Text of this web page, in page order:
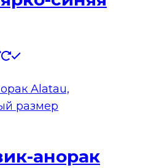
анорак